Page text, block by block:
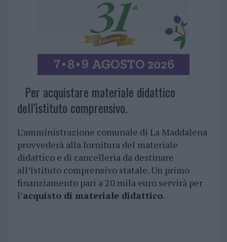
Per acquistare materiale didattico
dell’istituto comprensivo.
L’amministrazione comunale di La Maddalena
provvederà alla fornitura del materiale
didattico e di cancelleria da destinare
all’Istituto comprensivo statale. Un primo
finanziamento pari a 20 mila euro servirà per
l’acquisto di materiale didattico.